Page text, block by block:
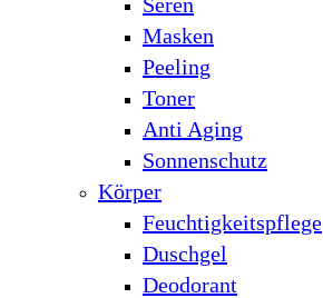
Masken
Peeling
Toner
Anti Aging
Sonnenschutz
Körper
Feuchtigkeitspflege
Duschgel
Deodorant